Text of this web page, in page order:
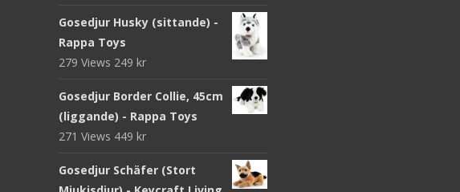
Gosedjur Husky (sittande) -
Rappa Toys
279 Views 249 kr
Gosedjur Border Collie, 45cm
(liggande) - Rappa Toys
271 Views 449 kr
Gosedjur Schäfer (Stort